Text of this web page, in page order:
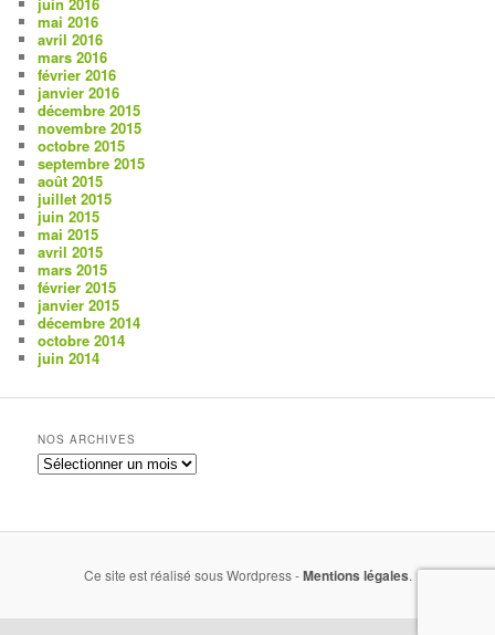
mai 2016
avril 2016
mars 2016
février 2016
janvier 2016
décembre 2015
novembre 2015
octobre 2015
septembre 2015
août 2015
juillet 2015
juin 2015
mai 2015
avril 2015
mars 2015
février 2015
janvier 2015
décembre 2014
octobre 2014
juin 2014
NOS ARCHIVES
Nos
archives
Ce site est réalisé sous Wordpress -Mentions légales.